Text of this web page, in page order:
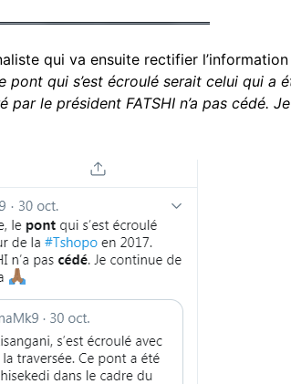
qui va ensuite rectifier l’information
pont qui s’est écroulé serait celui qui a
par le président FATSHI n’a pas cédé.